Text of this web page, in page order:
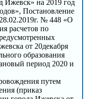
Ижевск» на 2019 год
Постановление
№ 448 «О
расчетов по
от 20декабря
образования
период 2020 и
путем
(приказ